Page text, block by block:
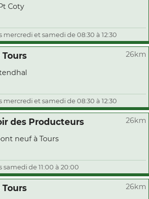
Coty
mercredi et samedi de 08:30 à 12:30
26km
mercredi et samedi de 08:30 à 12:30
des Producteurs 26km
neuf à Tours
samedi de 11:00 à 20:00
26km